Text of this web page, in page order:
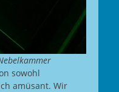
sowohl
amüsant. Wir